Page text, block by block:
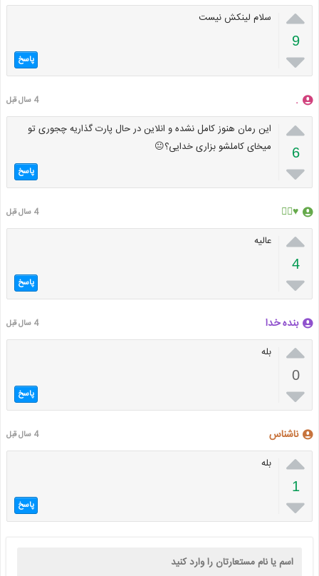

9

سلام لینکش نیست
پاسخ
. 4 سال قبل

6

این رمان هنوز کامل نشده و انلاین در حال پارت گذاریه چجوری تو
میخای کاملشو بزاری خدایی؟😐
پاسخ
♥️🖐🏽 4 سال قبل

4

عالیه
پاسخ
بنده خدا 4 سال قبل

0

بله
پاسخ
ناشناس 4 سال قبل

1

بله
پاسخ